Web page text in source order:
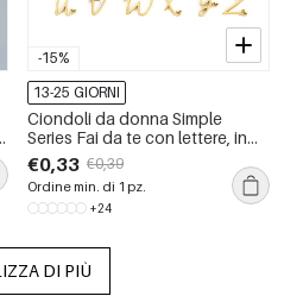
-15%
13-25 GIORNI
Ciondoli da donna Simple
Series Fai da te con lettere, in
acciaio inossidabile
impermeabile color oro.
€0,33 €0,39
Ordine min. di 1 pz.
+24
DI PIÙ